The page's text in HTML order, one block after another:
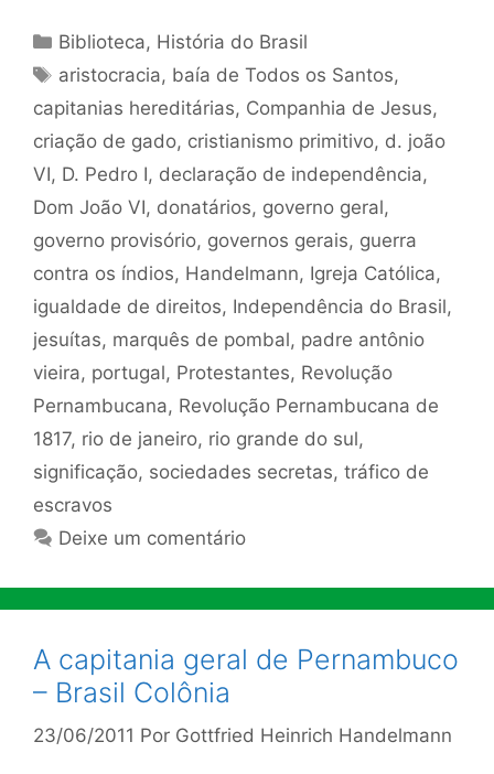
Categorias
Biblioteca, História do Brasil
Tags
aristocracia, baía de Todos os Santos,
capitanias hereditárias, Companhia de Jesus,
criação de gado, cristianismo primitivo, d. joão
VI, D. Pedro I, declaração de independência,
Dom João VI, donatários, governo geral,
governo provisório, governos gerais, guerra
contra os índios, Handelmann, Igreja Católica,
igualdade de direitos, Independência do Brasil,
jesuítas, marquês de pombal, padre antônio
vieira, portugal, Protestantes, Revolução
Pernambucana, Revolução Pernambucana de
1817, rio de janeiro, rio grande do sul,
significação, sociedades secretas, tráfico de
escravos
Deixe um comentário
A capitania geral de Pernambuco
– Brasil Colônia
23/06/2011 Por Gottfried Heinrich Handelmann